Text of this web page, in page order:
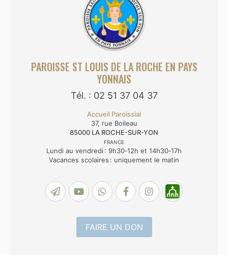
PAROISSE ST LOUIS DE LA ROCHE EN PAYS
YONNAIS
Tél. : 02 51 37 04 37
Accueil Paroissial
37, rue Boileau
85000 LA ROCHE-SUR-YON
FRANCE
Lundi au vendredi : 9h30‑12h et 14h30‑17h
Vacances scolaires : uniquement le matin
FAIRE UN DON